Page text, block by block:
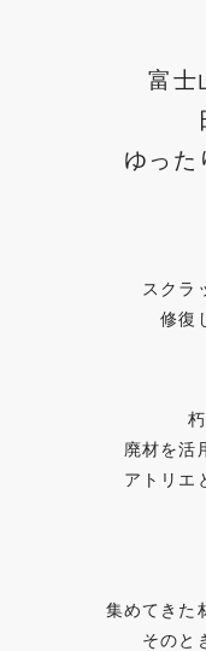
富士
ゆった
スクラ
修復
廃材を活
アトリエ
集めてきた
そのと